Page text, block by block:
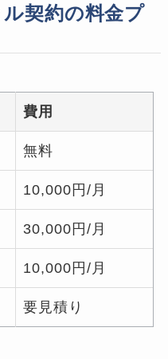
契約の料金プ
費用
無料
10,000円/月
30,000円/月
10,000円/月
要見積り